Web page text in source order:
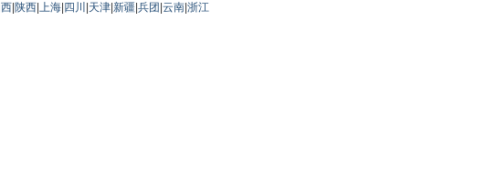
陕西 上海 四川 天津 新疆 兵团 云南 浙江